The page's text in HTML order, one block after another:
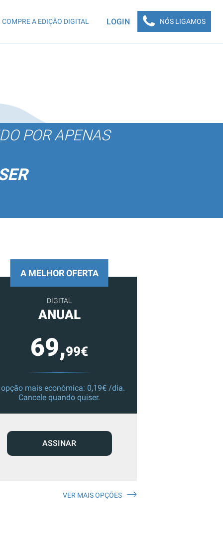
COMPRE A EDIÇÃO DIGITAL LOGIN NÓS LIGAMOS
POR APENAS
A MELHOR OFERTA
DIGITAL
ANUAL
69,99€
mais económica: 0,19€ /dia.
Cancele quando quiser.
ASSINAR
VER MAIS OPÇÕES